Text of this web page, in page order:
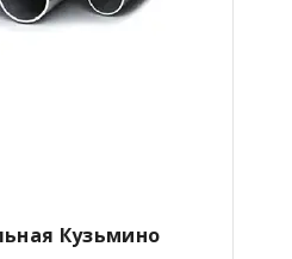
Кузьмино